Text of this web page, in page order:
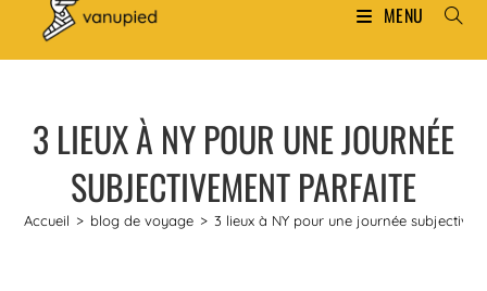
MENU
3 LIEUX À NY POUR UNE JOURNÉE
SUBJECTIVEMENT PARFAITE
Accueil > blog de voyage > 3 lieux à NY pour une journée